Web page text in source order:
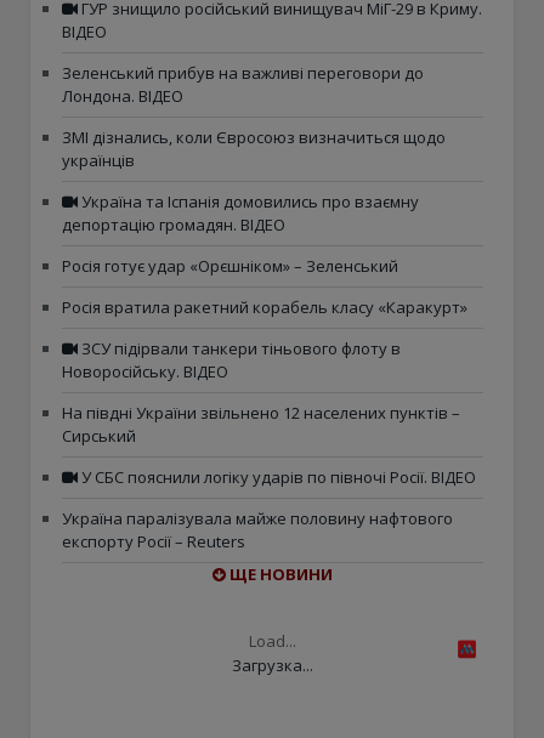
ГУР знищило російський винищувач МіГ-29 в Криму.
ВІДЕО
Зеленський прибув на важливі переговори до
Лондона. ВІДЕО
ЗМІ дізнались, коли Євросоюз визначиться щодо
українців
Україна та Іспанія домовились про взаємну
депортацію громадян. ВІДЕО
Росія готує удар «Орєшніком» – Зеленський
Росія вратила ракетний корабель класу «Каракурт»
ЗСУ підірвали танкери тіньового флоту в
Новоросійську. ВІДЕО
На півдні України звільнено 12 населених пунктів –
Сирський
У СБС пояснили логіку ударів по півночі Росії. ВІДЕО
Україна паралізувала майже половину нафтового
експорту Росії – Reuters
ЩЕ НОВИНИ
Load...
Загрузка...